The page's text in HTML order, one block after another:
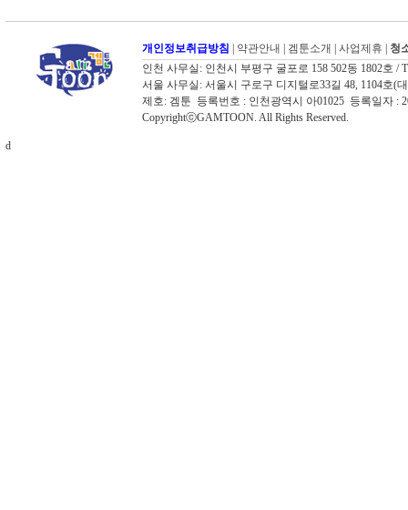
개인정보취급방침 약관안내 겜툰소개 사업제휴
청
인천 사무실: 인천시 부평구 굴포로 158 502동 1802호 /
서울 사무실: 서울시 구로구 디지털로33길 48, 1104호(
제호: 겜툰 등록번호 : 인천광역시 아01025 등록일자 :
CopyrightⓒGAMTOON. All Rights Reserved.
d